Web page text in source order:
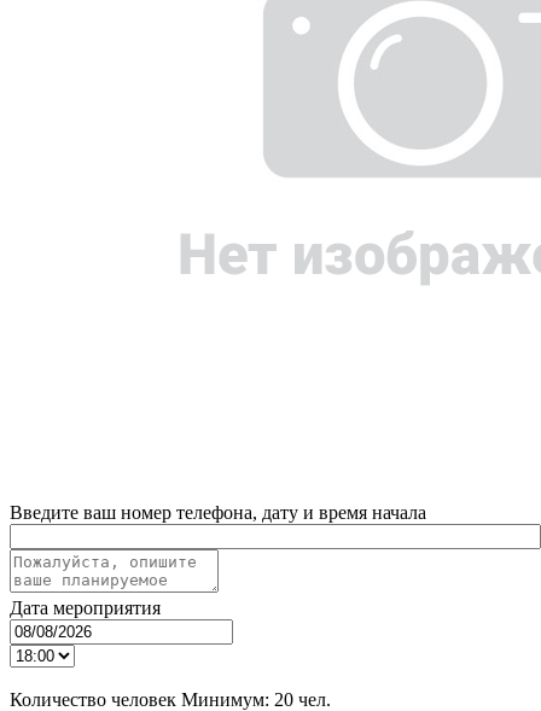
Введите ваш номер телефона, дату и время начала
Дата мероприятия
Количество человек Минимум: 20 чел.